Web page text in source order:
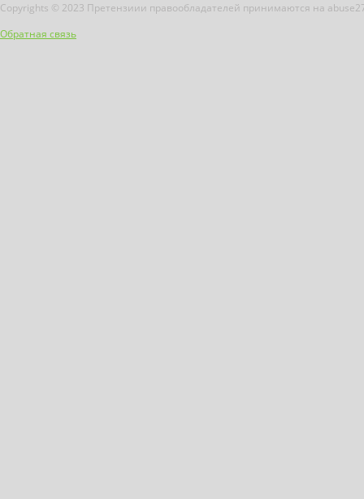
Copyrights © 2023 Претензиии правообладателей принимаются на
Обратная связь